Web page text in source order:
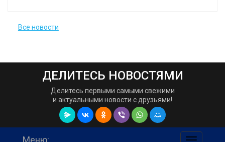
Все новости
ДЕЛИТЕСЬ НОВОСТЯМИ
Делитесь первыми самыми свежими
и актуальными новости с друзьями!
Меню: